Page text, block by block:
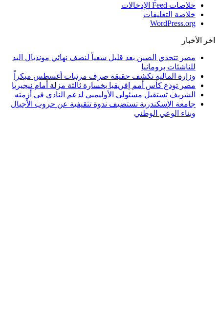
خلاصات Feed الإدخالات
خلاصة التعليقات
WordPress.org
اخر الأخبار
مصر تتحدي الصين بعد قليل سعياً لنصف نهائي مونديال اليد
للناشئات برومانيا
وزارة المالية تكشف حقيقة صرف مرتبات أغسطس مبكراً
مصر تودع كأس أمم إفريقيا بخسارة ثالثة مزلة أمام نيجيريا
الشريف تستقبل مسئولي الأوليمبي لدعم النادي في أزمته
جامعة الإسكندرية تستضيف ندوة تثقيفية عن حروب الأجيال
وبناء الوعي الوطني